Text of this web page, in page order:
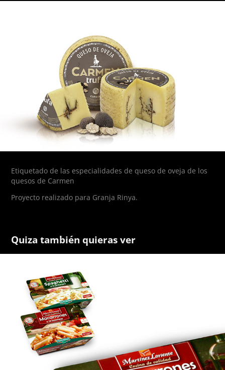
Etiquetado de las especialidades de queso de oveja de los
quesos de Carmen
Proyecto realizado para Granja Rinya.
Quiza también quieras ver
Platos preparados Mercadona /
Packaging
2019